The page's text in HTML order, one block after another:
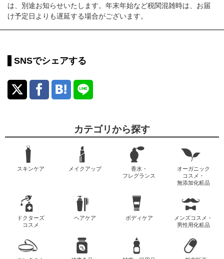
は、別途お知らせいたします。年末年始など税関混雑時は、お届
け予定日よりも遅延する場合がございます。
SNSでシェアする
カテゴリから探す
スキンケア メイクアップ
香水・
フレグランス
オーガニック
コスメ・
無添加化粧品
ドクターズ
コスメ
ヘアケア ボディケア
メンズコスメ・
男性用化粧品